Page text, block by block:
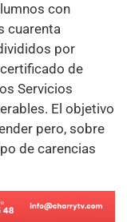
con
cuarenta
por
de
Servicios
El objetivo
pero, sobre
de carencias